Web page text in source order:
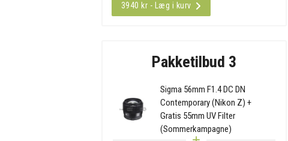
3940 kr - Læg i kurv
Pakketilbud 3
Sigma 56mm F1.4 DC DN
Contemporary (Nikon Z) +
Gratis 55mm UV Filter
(Sommerkampagne)